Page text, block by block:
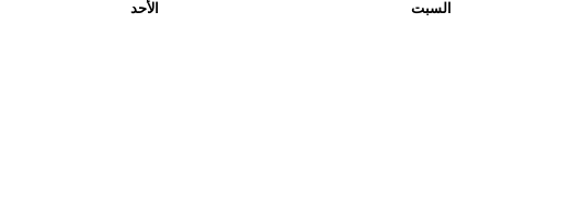
السبت الأحد